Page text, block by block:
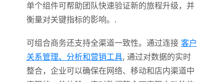
单个组件可帮助团队快速验证新的旅程升级，并
衡量对关键指标的影响。.
可组合商务还支持全渠道一致性。通过连接 客户
关系管理、分析和营销工具, 通过对数据的实时
整合，企业可以确保在网络、移动和店内渠道中